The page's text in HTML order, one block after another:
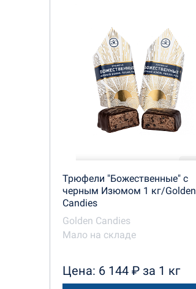
Трюфели "Божественные" с
черным Изюмом 1 кг/Golden
Candies
Golden Candies
Мало на складе
Цена: 6 144 ₽ за 1 кг